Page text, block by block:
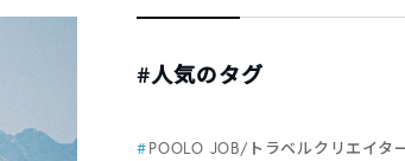
#人気のタグ
POOLO JOB/トラベルクリエイタ